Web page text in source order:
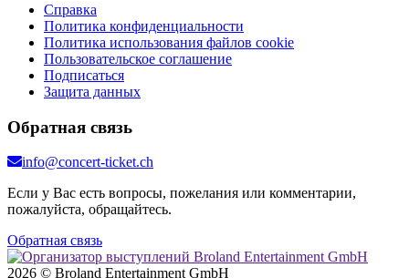
Справка
Политика конфиденциальности
Политика использования файлов cookie
Пользовательское соглашение
Подписаться
Защита данных
Обратная связь
info@concert-ticket.ch
Если у Вас есть вопросы, пожелания или комментарии,
пожалуйста, обращайтесь.
Обратная связь
2026 © Broland Entertainment GmbH